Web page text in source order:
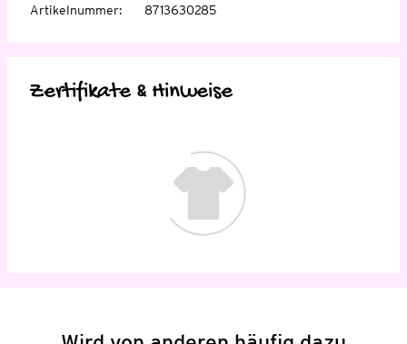
Artikelnummer: 8713630285
Zertifikate & Hinweise